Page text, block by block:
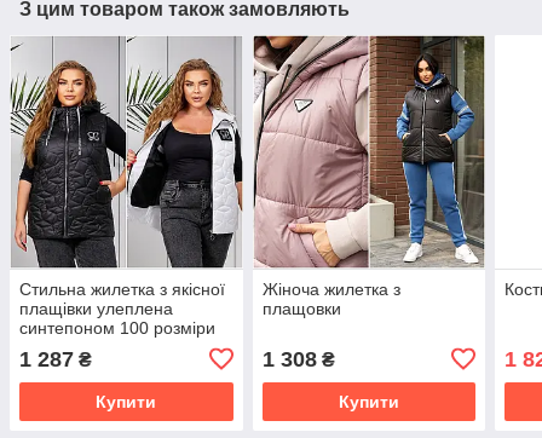
З цим товаром також замовляють
Стильна жилетка з якісної
плащівки улеплена
синтепоном 100 розміри
1 287 ₴
Купити
Жіноча жилетка з
плащовки
1 308₴
Купити
1